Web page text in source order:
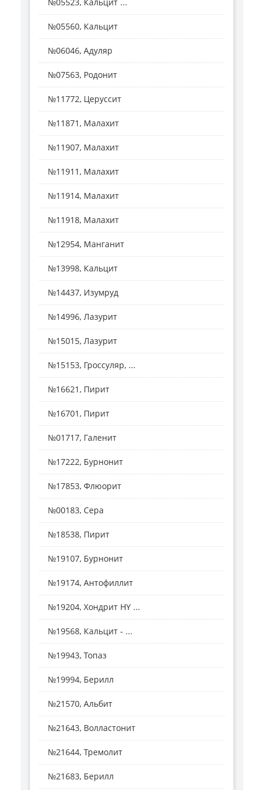
№05523, Кальцит ...
№05560, Кальцит
№06046, Адуляр
№07563, Родонит
№11772, Церуссит
№11871, Малахит
№11907, Малахит
№11911, Малахит
№11914, Малахит
№11918, Малахит
№12954, Манганит
№13998, Кальцит
№14437, Изумруд
№14996, Лазурит
№15015, Лазурит
№15153, Гроссуляр, ...
№16621, Пирит
№16701, Пирит
№01717, Галенит
№17222, Бурнонит
№17853, Флюорит
№00183, Сера
№18538, Пирит
№19107, Бурнонит
№19174, Антофиллит
№19204, Хондрит HY ...
№19568, Кальцит - ...
№19943, Топаз
№19994, Берилл
№21570, Альбит
№21643, Волластонит
№21644, Тремолит
№21683, Берилл